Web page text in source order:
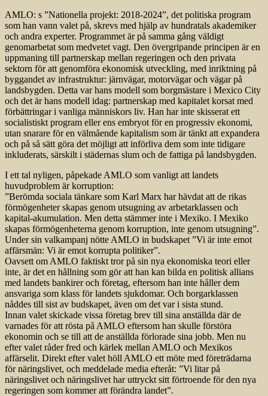
AMLO: s ”Nationella projekt: 2018-2024”, det politiska program
som han vann valet på, skrevs med hjälp av hundratals akademiker
och andra experter. Programmet är på samma gång väldigt
genomarbetat som medvetet vagt. Den övergripande principen är en
uppmaning till partnerskap mellan regeringen och den privata
sektorn för att genomföra ekonomisk utveckling, med inriktning på
byggandet av infrastruktur: järnvägar, motorvägar och vägar på
landsbygden. Detta var hans modell som borgmästare i Mexico City
och det är hans modell idag: partnerskap med kapitalet korsat med
förbättringar i vanliga människors liv. Han har inte skisserat ett
socialistiskt program eller ens embryot för en progressiv ekonomi,
utan snarare för en välmående kapitalism som är tänkt att expandera
och på så sätt göra det möjligt att införliva dem som inte tidigare
inkluderats, särskilt i städernas slum och de fattiga på landsbygden.
I ett tal nyligen, påpekade AMLO som vanligt att landets
huvudproblem är korruption:
”Berömda sociala tänkare som Karl Marx har hävdat att de rikas
förmögenheter skapas genom utsugning av arbetarklassen och
kapital-akumulation. Men detta stämmer inte i Mexiko. I Mexiko
skapas förmögenheterna genom korruption, inte genom utsugning”.
Under sin valkampanj nötte AMLO in budskapet ”Vi är inte emot
affärsmän: Vi är emot korrupta politiker”.
Oavsett om AMLO faktiskt tror på sin nya ekonomiska teori eller
inte, är det en hållning som gör att han kan bilda en politisk allians
med landets bankirer och företag, eftersom han inte håller dem
ansvariga som klass för landets sjukdomar. Och borgarklassen
nåddes till sist av budskapet, även om det var i sista stund.
Innan valet skickade vissa företag brev till sina anställda där de
varnades för att rösta på AMLO eftersom han skulle förstöra
ekonomin och se till att de anställda förlorade sina jobb. Men nu
efter valet råder fred och kärlek mellan AMLO och Mexikos
affärselit. Direkt efter valet höll AMLO ett möte med företrädarna
för näringslivet, och meddelade media efteråt: ”Vi litar på
näringslivet och näringslivet har uttryckt sitt förtroende för den nya
regeringen som kommer att förändra landet”.